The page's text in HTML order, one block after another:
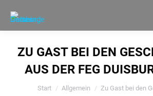
ZU GAST BEI DEN
AUS DER FEG
Sie befinden sich hier:
Start Allgemein Zu Gast bei den